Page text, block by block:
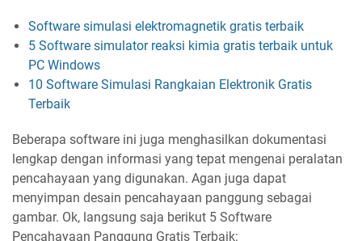
Software simulasi elektromagnetik gratis terbaik
5 Software simulator reaksi kimia gratis terbaik untuk
PC Windows
10 Software Simulasi Rangkaian Elektronik Gratis
Terbaik
Beberapa software ini juga menghasilkan dokumentasi
lengkap dengan informasi yang tepat mengenai peralatan
pencahayaan yang digunakan. Agan juga dapat
menyimpan desain pencahayaan panggung sebagai
gambar. Ok, langsung saja berikut 5 Software
Pencahayaan Panggung Gratis Terbaik: